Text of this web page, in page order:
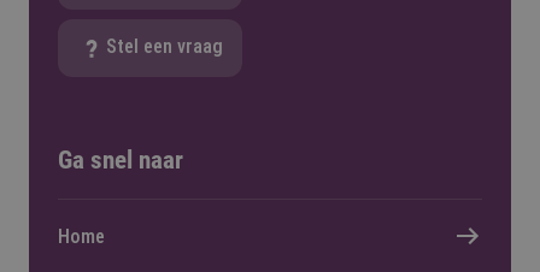
Stel een vraag
Ga snel naar
Home